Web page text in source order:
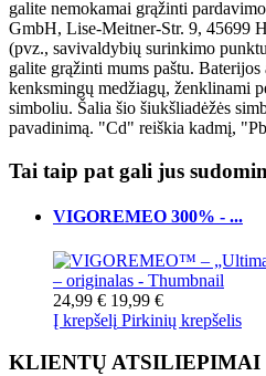
galite nemokamai grąžinti
GmbH, Lise-Meitner-Str. 9, 45699
(pvz., savivaldybių surinkimo
galite grąžinti mums paštu.
kenksmingų medžiagų, ženklinami
simboliu. Šalia šio šiukšliadėžės
pavadinimą. "Cd" reiškia kadmį,
Tai taip pat gali jus
VIGOREMEO 300% - ...
24,99 € 19,99 €
Į krepšelį Pirkinių krepšelis
KLIENTŲ ATSILIEPIMAI